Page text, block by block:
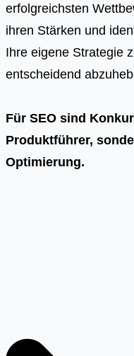
erfolgreichsten
ihren Stärken und
Ihre eigene Strategie
entscheidend
Für SEO sind
Produktführer,
Optimierung.